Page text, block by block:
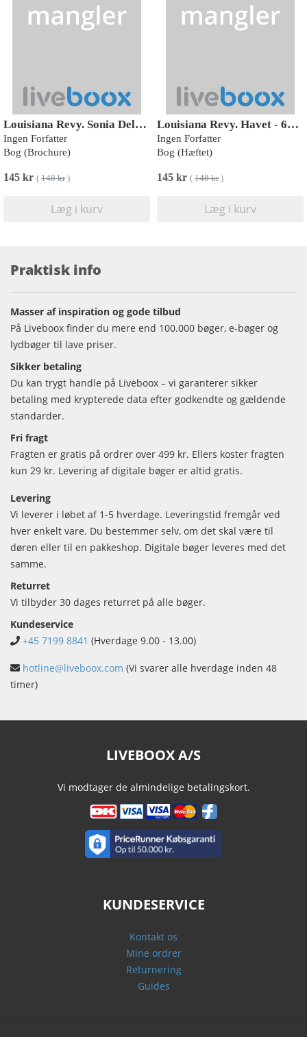
Louisiana Revy. Sonia Delaunay - 62. Årgang, hæfte 2
Ingen Forfatter
Bog (Brochure)
145 kr ( 148 kr)
Læg i kurv
Louisiana Revy. Havet - 65. årgang, hæfte 1
Ingen Forfatter
Bog (Hæftet)
145 kr ( 148 kr)
Læg i kurv
Praktisk info
Masser af inspiration og gode tilbud
På Liveboox finder du mere end 100.000 bøger, e-bøger og
lydbøger til lave priser.
Sikker betaling
Du kan trygt handle på Liveboox – vi garanterer sikker
betaling med krypterede data efter godkendte og gældende
standarder.
Fri fragt
Fragten er gratis på ordrer over 499 kr. Ellers koster fragten
kun 29 kr. Levering af digitale bøger er altid gratis.
Levering
Vi leverer i løbet af 1-5 hverdage. Leveringstid fremgår ved
hver enkelt vare. Du bestemmer selv, om det skal være til
døren eller til en pakkeshop. Digitale bøger leveres med det
samme.
Returret
Vi tilbyder 30 dages returret på alle bøger.
Kundeservice
+45 7199 8841 (Hverdage 9.00 - 13.00)
hotline@liveboox.com (Vi svarer alle hverdage inden 48
timer)
LIVEBOOX A/S
Vi modtager de almindelige betalingskort.
KUNDESERVICE
Kontakt os
Mine ordrer
Returnering
Guides